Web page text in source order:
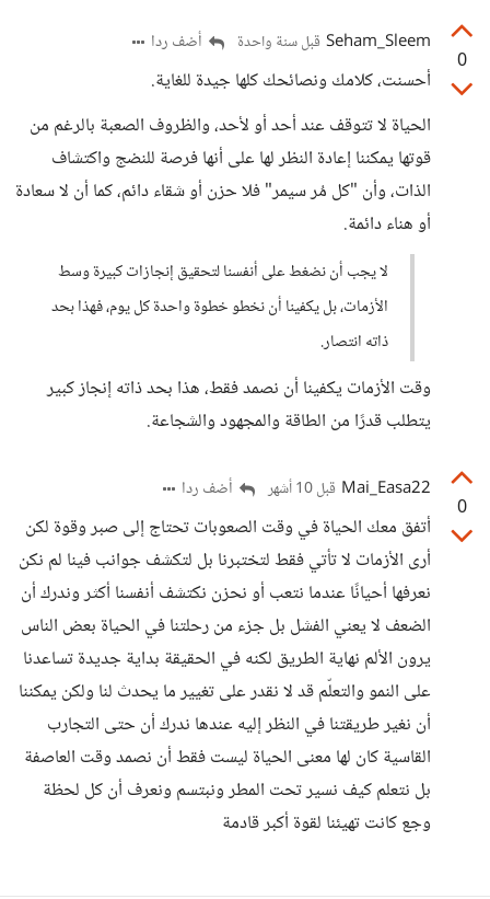
0
Seham_Sleem قبل سنة واحدة أضف ردا
أحسنت، كلامك ونصائحك كلها جيدة للغاية.
الحياة لا تتوقف عند أحد أو لأحد، والظروف الصعبة بالرغم من
قوتها يمكننا إعادة النظر لها على أنها فرصة للنضج واكتشاف
الذات، وأن "كل مُر سيمر" فلا حزن أو شقاء دائم، كما أن لا سعادة
أو هناء دائمة.
لا يجب أن نضغط على أنفسنا لتحقيق إنجازات كبيرة وسط
الأزمات، بل يكفينا أن نخطو خطوة واحدة كل يوم، فهذا بحد
ذاته انتصار.
وقت الأزمات يكفينا أن نصمد فقط، هذا بحد ذاته إنجاز كبير
يتطلب قدرًا من الطاقة والمجهود والشجاعة.
0
Mai_Easa22 قبل 10 أشهر أضف ردا
أتفق معك الحياة في وقت الصعوبات تحتاج إلى صبر وقوة لكن
أرى الأزمات لا تأتي فقط لتختبرنا بل لتكشف جوانب فينا لم نكن
نعرفها أحيانًا عندما نتعب أو نحزن نكتشف أنفسنا أكثر وندرك أن
الضعف لا يعني الفشل بل جزء من رحلتنا في الحياة بعض الناس
يرون الألم نهاية الطريق لكنه في الحقيقة بداية جديدة تساعدنا
على النمو والتعلّم قد لا نقدر على تغيير ما يحدث لنا ولكن يمكننا
أن نغير طريقتنا في النظر إليه عندها ندرك أن حتى التجارب
القاسية كان لها معنى الحياة ليست فقط أن نصمد وقت العاصفة
بل نتعلم كيف نسير تحت المطر ونبتسم ونعرف أن كل لحظة
وجع كانت تهيئنا لقوة أكبر قادمة